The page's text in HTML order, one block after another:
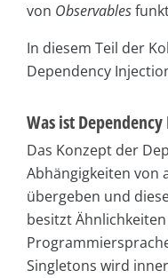
von Observables
In diesem Teil der
Dependency
Was ist
Das Konzept der
Abhängigkeiten von
übergeben und
besitzt
Singletons wird